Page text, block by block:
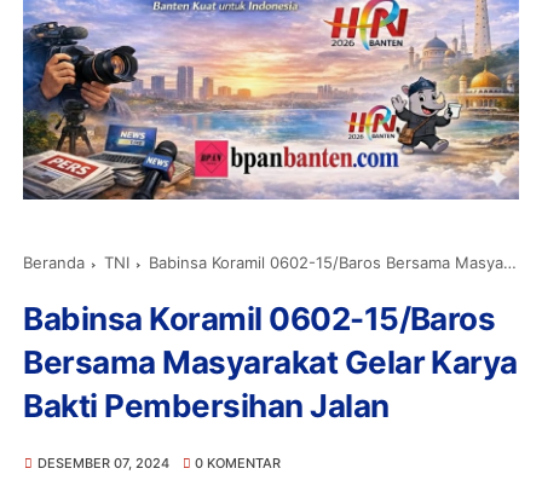
Beranda TNI Babinsa Koramil 0602-15/Baros Bersama Masyarakat Gelar Karya Bakti Pembersihan Jalan
Babinsa Koramil 0602-15/Baros
Bersama Masyarakat Gelar Karya
Bakti Pembersihan Jalan
DESEMBER 07, 2024 0 KOMENTAR